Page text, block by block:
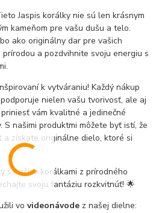
Jaspis korálky nie sú len krásnym
kameňom pre vašu dušu a telo.
ako originálny dar pre vašich
a pozdvihnite svoju energiu s
k vytváraniu! Každý nákup
nielen vašu tvorivosť, ale aj
vám kvalitné a jedinečné
našimi produktmi môžete byť istí, že
získate originálne dielo, ktoré si
s našimi korálkami z prírodného
svoju fantáziu rozkvitnúť! 🌟
vo videonávode z našej dielne: